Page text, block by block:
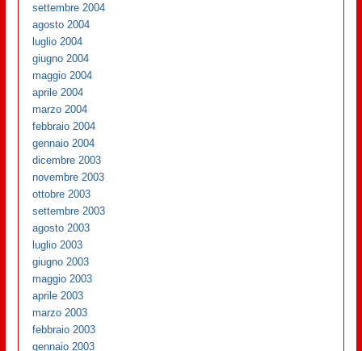
settembre 2004
agosto 2004
luglio 2004
giugno 2004
maggio 2004
aprile 2004
marzo 2004
febbraio 2004
gennaio 2004
dicembre 2003
novembre 2003
ottobre 2003
settembre 2003
agosto 2003
luglio 2003
giugno 2003
maggio 2003
aprile 2003
marzo 2003
febbraio 2003
gennaio 2003